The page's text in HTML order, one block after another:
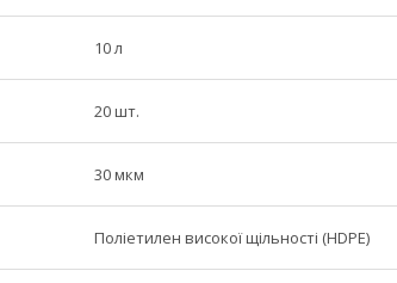
10 л
20 шт.
30 мкм
Поліетилен високої щільності (HDPE)